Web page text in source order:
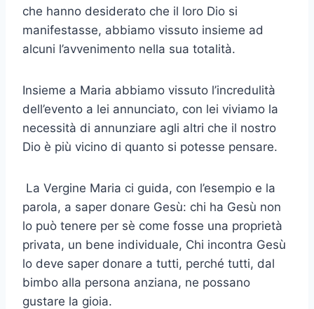
che hanno desiderato che il loro Dio si
manifestasse, abbiamo vissuto insieme ad
alcuni l’avvenimento nella sua totalità.
Insieme a Maria abbiamo vissuto l’incredulità
dell’evento a lei annunciato, con lei viviamo la
necessità di annunziare agli altri che il nostro
Dio è più vicino di quanto si potesse pensare.
La Vergine Maria ci guida, con l’esempio e la
parola, a saper donare Gesù: chi ha Gesù non
lo può tenere per sè come fosse una proprietà
privata, un bene individuale, Chi incontra Gesù
lo deve saper donare a tutti, perché tutti, dal
bimbo alla persona anziana, ne possano
gustare la gioia.